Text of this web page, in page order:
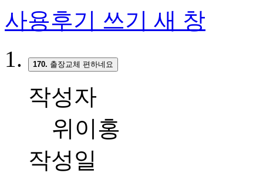
사용후기 쓰기 새 창
170. 출장교체 편하네요
작성자
위이홍
작성일